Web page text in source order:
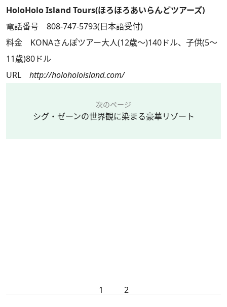
HoloHolo Island Tours(ほろほろあいらんどツアーズ)
電話番号 808-747-5793(日本語受付)
料金 KONAさんぽツアー大人(12歳～)140ドル、子供(5～
11歳)80ドル
URL http://holoholoisland.com/
次のページ
シグ・ゼーンの世界観に染まる豪華リゾート
1 2